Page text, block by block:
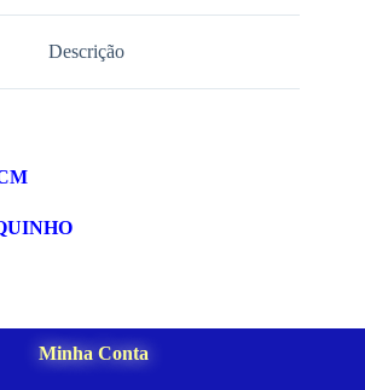
Descrição
Minha Conta